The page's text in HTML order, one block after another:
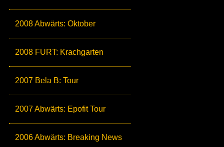
2008 Abwärts: Oktober
2008 FURT: Krachgarten
2007 Bela B: Tour
2007 Abwärts: Epofit Tour
2006 Abwärts: Breaking News